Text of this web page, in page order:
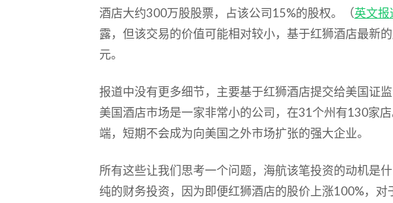
酒店大约300万股股票，占该公司15%的股权。（英文报
露，但该交易的价值可能相对较小，基于红狮酒店最新
元。
报道中没有更多细节，主要基于红狮酒店提交给美国证
美国酒店市场是一家非常小的公司，在31个州有130家
端，短期不会成为向美国之外市场扩张的强大企业。
所有这些让我们思考一个问题，海航该笔投资的动机是
纯的财务投资，因为即便红狮酒店的股价上涨100%，对